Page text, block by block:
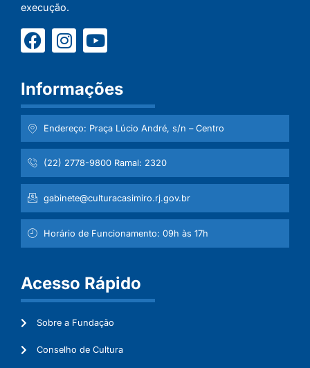
execução.
Informações
Endereço: Praça Lúcio André, s/n – Centro
(22) 2778-9800 Ramal: 2320
gabinete@culturacasimiro.rj.gov.br
Horário de Funcionamento: 09h às 17h
Acesso Rápido
Sobre a Fundação
Conselho de Cultura